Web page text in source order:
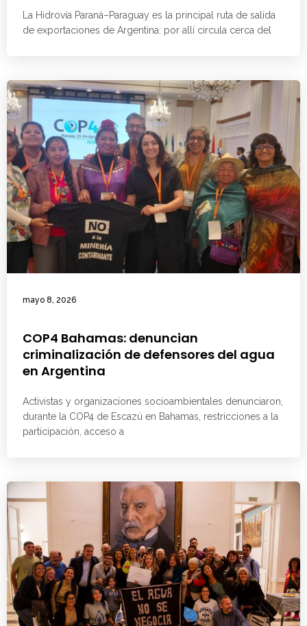
La Hidrovía Paraná–Paraguay es la principal ruta de salida
de exportaciones de Argentina: por allí circula cerca del
mayo 8, 2026
COP4 Bahamas: denuncian
criminalización de defensores del agua
en Argentina
Activistas y organizaciones socioambientales denunciaron,
durante la COP4 de Escazú en Bahamas, restricciones a la
participación, acceso a